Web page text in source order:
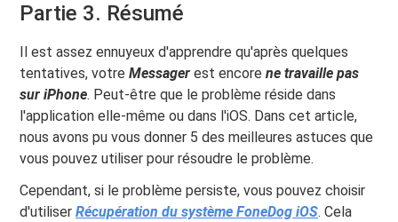
Partie 3. Résumé
Il est assez ennuyeux d'apprendre qu'après quelques
tentatives, votreMessagerest encorene travaille pas
sur iPhone. Peut-être que le problème réside dans
l'application elle-même ou dans l'iOS. Dans cet article,
nous avons pu vous donner 5 des meilleures astuces que
vous pouvez utiliser pour résoudre le problème.
Cependant, si le problème persiste, vous pouvez choisir
d'utiliserRécupération du système FoneDog iOS. Cela